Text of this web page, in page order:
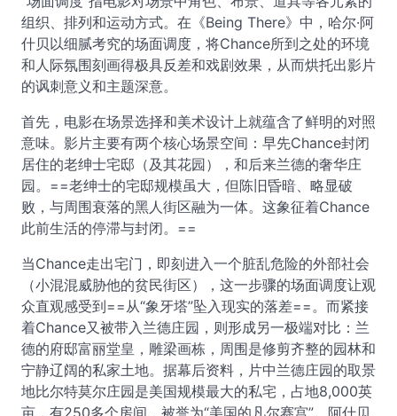
组织、排列和运动方式。在《Being There》中，哈尔·阿
什贝以细腻考究的场面调度，将Chance所到之处的环境
和人际氛围刻画得极具反差和戏剧效果，从而烘托出影片
的讽刺意义和主题深意。
首先，电影在场景选择和美术设计上就蕴含了鲜明的对照
意味。影片主要有两个核心场景空间：早先Chance封闭
居住的老绅士宅邸（及其花园），和后来兰德的奢华庄
园。==老绅士的宅邸规模虽大，但陈旧昏暗、略显破
败，与周围衰落的黑人街区融为一体。这象征着Chance
此前生活的停滞与封闭。==
当Chance走出宅门，即刻进入一个脏乱危险的外部社会
（小混混威胁他的贫民街区），这一步骤的场面调度让观
众直观感受到==从“象牙塔”坠入现实的落差==。而紧接
着Chance又被带入兰德庄园，则形成另一极端对比：兰
德的府邸富丽堂皇，雕梁画栋，周围是修剪齐整的园林和
宁静辽阔的私家土地。据幕后资料，片中兰德庄园的取景
地比尔特莫尔庄园是美国规模最大的私宅，占地8,000英
亩，有250多个房间，被誉为“美国的凡尔赛宫”。阿什贝